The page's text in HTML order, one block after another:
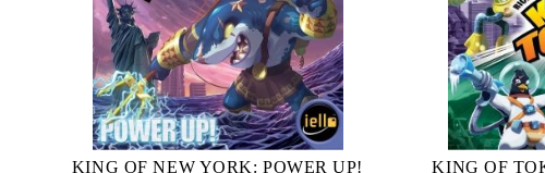
KING OF NEW YORK: POWER UP! KING OF